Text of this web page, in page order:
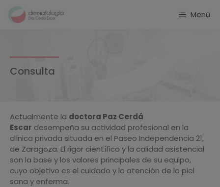
Menú
Consulta
Actualmente la doctora Paz Cerdá
Escar desempeña su actividad profesional en la
clínica privada situada en el Paseo Independencia 21,
de Zaragoza. El rigor científico y la calidad asistencial
son la base y los valores principales de su equipo,
cuyo objetivo es el cuidado y la atención de la piel
sana y enferma.